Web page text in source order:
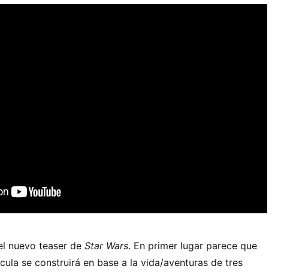
nuevo teaser de Star Wars. En primer lugar parece que
se construirá en base a la vida/aventuras de tres